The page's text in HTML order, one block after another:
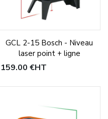
GCL 2-15 Bosch - Niveau
laser point + ligne
159,00 €HT